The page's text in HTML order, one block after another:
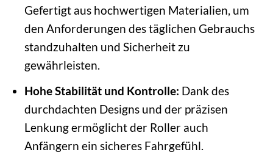
Gefertigt aus hochwertigen Materialien, um
den Anforderungen des täglichen Gebrauchs
standzuhalten und Sicherheit zu
gewährleisten.
Hohe Stabilität und Kontrolle: Dank des
durchdachten Designs und der präzisen
Lenkung ermöglicht der Roller auch
Anfängern ein sicheres Fahrgefühl.